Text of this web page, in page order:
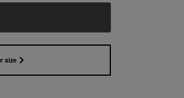
size